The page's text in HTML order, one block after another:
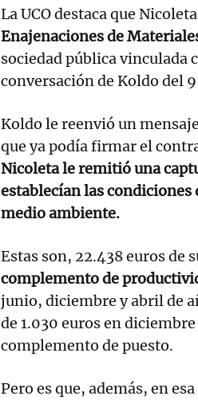
La UCO destaca que
Enajenaciones de
sociedad pública vinculada
conversación de Koldo del
Koldo le reenvió un
que ya podía firmar el
Nicoleta le remitió una
establecían las condiciones
medio ambiente.
Estas son, 22.438 euros de
complemento de
junio, diciembre y abril de
de 1.030 euros en
complemento de puesto.
Pero es que, además, en